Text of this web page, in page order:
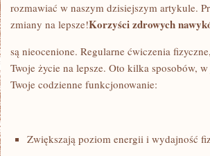
rozmawiać w naszym dzisiejszym artykule.
zmiany na lepsze!Korzyści zdrowych
są nieocenione. Regularne ćwiczenia
Twoje życie na lepsze. Oto kilka sposobów,
Twoje codzienne funkcjonowanie:
Zwiększają poziom ⁣energii i wydajność